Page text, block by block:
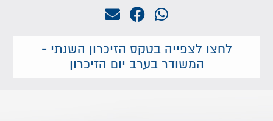
לחצו לצפייה בטקס הזיכרון השנתי -
המשודר בערב יום הזיכרון